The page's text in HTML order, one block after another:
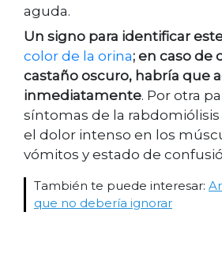
aguda.
Un signo para identificar
color de la orina; en caso de
castaño oscuro, habría que
inmediatamente. Por otra
síntomas de la
el dolor intenso en los
vómitos y estado de
También te puede interesar:
que no debería ignorar